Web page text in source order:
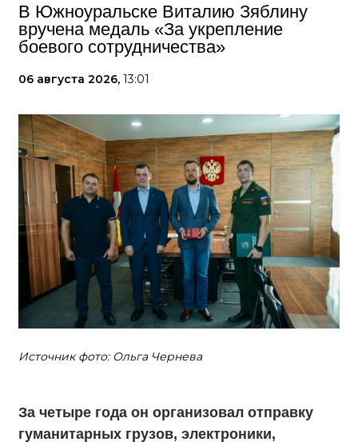
В Южноуральске Виталию Зяблину
вручена медаль «За укрепление
боевого сотрудничества»
06 августа 2026, 13:01
Источник фото: Ольга Чернева
За четыре года он организовал отправку
гуманитарных грузов, электроники,